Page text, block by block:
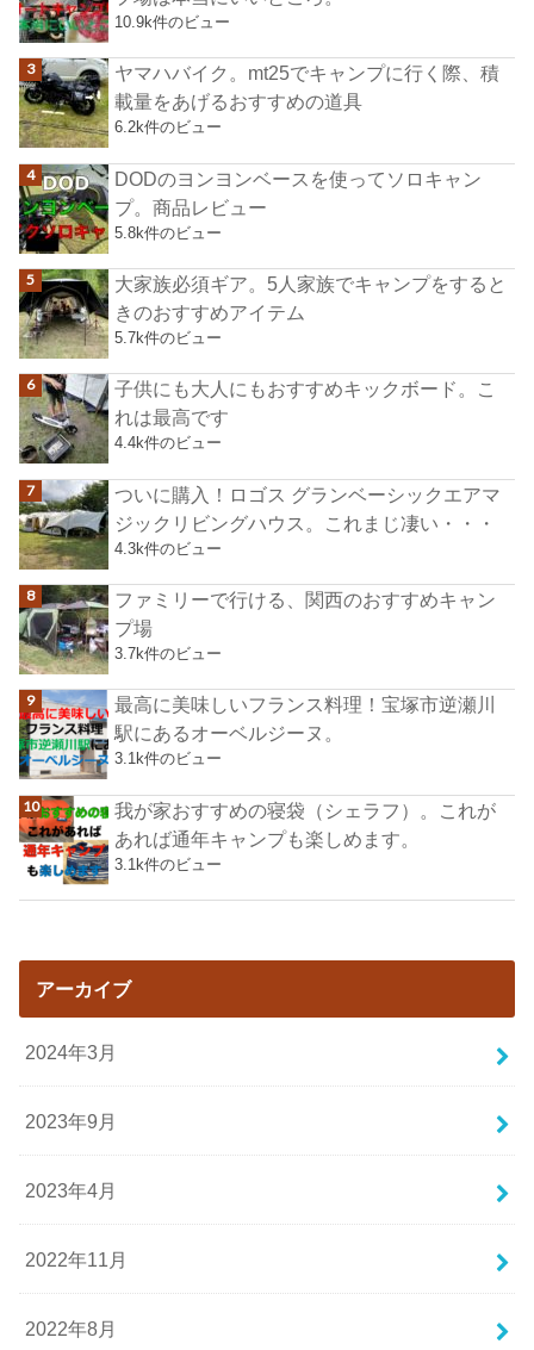
10.9k件のビュー
ヤマハバイク。mt25でキャンプに行く際、積
載量をあげるおすすめの道具
6.2k件のビュー
DODのヨンヨンベースを使ってソロキャン
プ。商品レビュー
5.8k件のビュー
大家族必須ギア。5人家族でキャンプをすると
きのおすすめアイテム
5.7k件のビュー
子供にも大人にもおすすめキックボード。こ
れは最高です
4.4k件のビュー
ついに購入！ロゴス グランベーシックエアマ
ジックリビングハウス。これまじ凄い・・・
4.3k件のビュー
ファミリーで行ける、関西のおすすめキャン
プ場
3.7k件のビュー
最高に美味しいフランス料理！宝塚市逆瀬川
駅にあるオーベルジーヌ。
3.1k件のビュー
我が家おすすめの寝袋（シェラフ）。これが
あれば通年キャンプも楽しめます。
3.1k件のビュー
アーカイブ
2024年3月
2023年9月
2023年4月
2022年11月
2022年8月